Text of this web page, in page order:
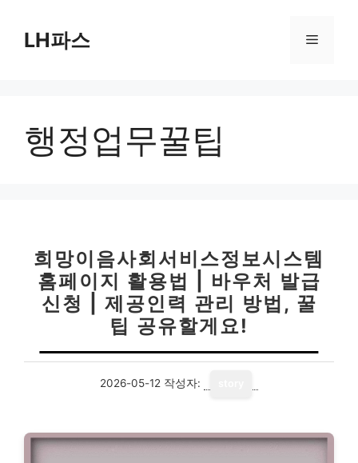
LH파스 메
행정업무꿀팁
희망이음사회서비스정보시스템
홈페이지 활용법 | 바우처 발급
신청 | 제공인력 관리 방법, 꿀
팁 공유할게요!
2026-05-12 작성자: